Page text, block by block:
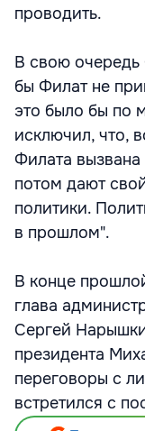
проводить.
В свою очередь
бы Филат не
это было бы по
исключил, что,
Филата
потом дают
политики.
в прошлом".
В конце
глава
Сергей
президента
переговоры с
встретился с